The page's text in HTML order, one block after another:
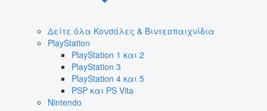
Δείτε όλα Κονσόλες & Βιντεοπαιχνίδια
PlayStation
PlayStation 1 και 2
PlayStation 3
PlayStation 4 και 5
PSP και PS Vita
Nintendo